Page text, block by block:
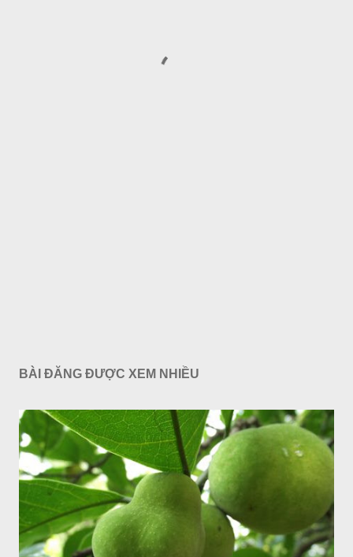
BÀI ĐĂNG ĐƯỢC XEM NHIỀU